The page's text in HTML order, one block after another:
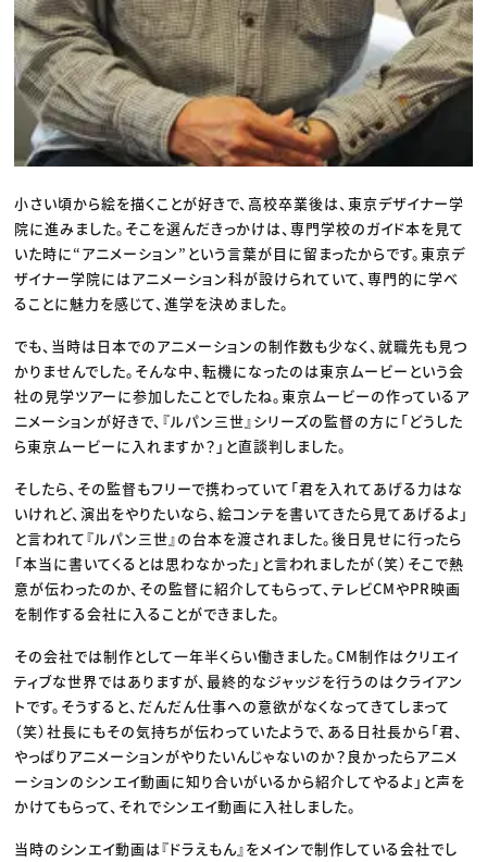
小さい頃から絵を描くことが好きで、高校卒業後は、東京デザイナー学
院に進みました。そこを選んだきっかけは、専門学校のガイド本を見て
いた時に“アニメーション”という言葉が目に留まったからです。東京デ
ザイナー学院にはアニメーション科が設けられていて、専門的に学べ
ることに魅力を感じて、進学を決めました。
でも、当時は日本でのアニメーションの制作数も少なく、就職先も見つ
かりませんでした。そんな中、転機になったのは東京ムービーという会
社の見学ツアーに参加したことでしたね。東京ムービーの作っているア
ニメーションが好きで、『ルパン三世』シリーズの監督の方に「どうした
ら東京ムービーに入れますか？」と直談判しました。
そしたら、その監督もフリーで携わっていて「君を入れてあげる力はな
いけれど、演出をやりたいなら、絵コンテを書いてきたら見てあげるよ」
と言われて『ルパン三世』の台本を渡されました。後日見せに行ったら
「本当に書いてくるとは思わなかった」と言われましたが（笑）そこで熱
意が伝わったのか、その監督に紹介してもらって、テレビCMやPR映画
を制作する会社に入ることができました。
その会社では制作として一年半くらい働きました。CM制作はクリエイ
ティブな世界ではありますが、最終的なジャッジを行うのはクライアン
トです。そうすると、だんだん仕事への意欲がなくなってきてしまって
（笑）社長にもその気持ちが伝わっていたようで、ある日社長から「君、
やっぱりアニメーションがやりたいんじゃないのか？良かったらアニメ
ーションのシンエイ動画に知り合いがいるから紹介してやるよ」と声を
かけてもらって、それでシンエイ動画に入社しました。
当時のシンエイ動画は『ドラえもん』をメインで制作している会社でし